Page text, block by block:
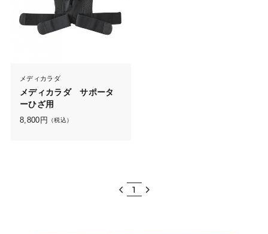
メディカラダ
メディカラダ サポータ
ーひざ用
8,800 円 （税込）
1